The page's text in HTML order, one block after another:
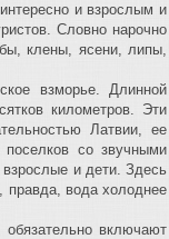
и взрослым и
Словно нарочно
клены, ясени, липы,
взморье. Длинной
километров. Эти
Латвии, ее
со звучными
и дети. Здесь
правда, вода холоднее
обязательно включают